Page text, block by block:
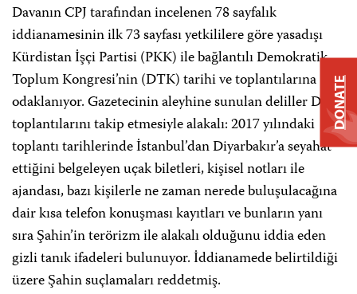
Davanın CPJ tarafından incelenen 78 sayfalık
iddianamesinin ilk 73 sayfası yetkililere göre yasadışı
Kürdistan İşçi Partisi (PKK) ile bağlantılı Demokratik
Toplum Kongresi’nin (DTK) tarihi ve toplantılarına
odaklanıyor. Gazetecinin aleyhine sunulan deliller DTK
toplantılarını takip etmesiyle alakalı: 2017 yılındaki
toplantı tarihlerinde İstanbul’dan Diyarbakır’a seyahat
ettiğini belgeleyen uçak biletleri, kişisel notları ile
ajandası, bazı kişilerle ne zaman nerede buluşulacağına
dair kısa telefon konuşması kayıtları ve bunların yanı
sıra Şahin’in terörizm ile alakalı olduğunu iddia eden
gizli tanık ifadeleri bulunuyor. İddianamede belirtildiği
üzere Şahin suçlamaları reddetmiş.
DONATE